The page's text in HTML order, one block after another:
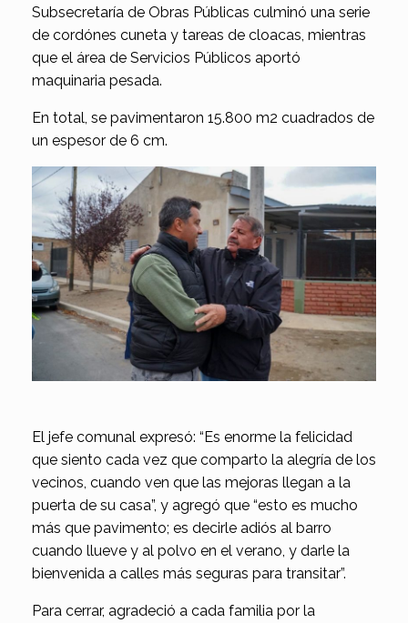
Subsecretaría de Obras Públicas culminó una serie
de cordónes cuneta y tareas de cloacas, mientras
que el área de Servicios Públicos aportó
maquinaria pesada.
En total, se pavimentaron 15.800 m2 cuadrados de
un espesor de 6 cm.
El jefe comunal expresó: “Es enorme la felicidad
que siento cada vez que comparto la alegría de los
vecinos, cuando ven que las mejoras llegan a la
puerta de su casa”, y agregó que ​“esto es mucho
más que pavimento; es decirle adiós al barro
cuando llueve y al polvo en el verano, y darle la
bienvenida a calles más seguras para transitar”.
Para cerrar, agradeció a cada familia por la